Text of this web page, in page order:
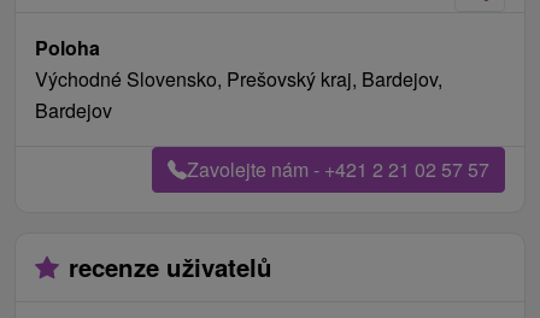
Poloha
Východné Slovensko, Prešovský kraj, Bardejov,
Bardejov
Zavolejte nám - +421 2 21 02 57 57
recenze uživatelů